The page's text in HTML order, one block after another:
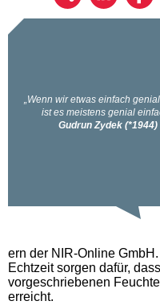
ern der NIR-Online
Echtzeit sorgen dafür,
vorgeschriebenen
erreicht.